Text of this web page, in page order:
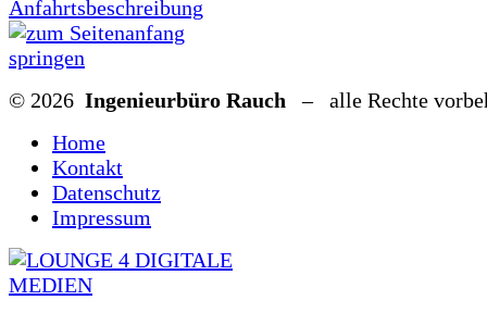
© 2026 Ingenieurbüro Rauch – alle Rechte
Home
Kontakt
Datenschutz
Impressum